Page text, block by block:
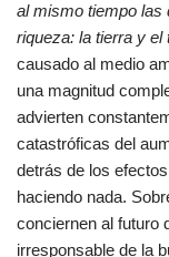
al mismo tiempo las
riqueza: la tierra y el
causado al medio
una magnitud
advierten
catastróficas del
detrás de los
haciendo nada.
conciernen al futuro
irresponsable de la